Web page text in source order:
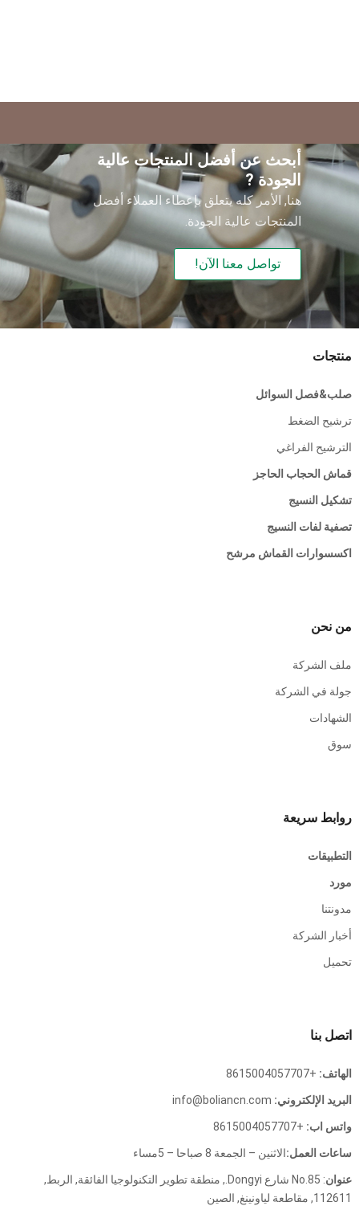
أبحث عن أفضل المنتجات عالية
الجودة ?
هنا, الأمر كله يتعلق بإعطاء العملاء أفضل
المنتجات عالية الجودة.
تواصل معنا الآن!
منتجات
صلب&فصل السوائل
ترشيح الضغط
الترشيح الفراغي
قماش الحجاب الحاجز
تشكيل النسيج
تصفية لفات النسيج
اكسسوارات القماش مرشح
من نحن
ملف الشركة
جولة في الشركة
الشهادات
سوق
روابط سريعة
التطبيقات
مورد
مدونتنا
أخبار الشركة
تحميل
اتصل بنا
الهاتف: +8615004057707
البريد الإلكتروني: info@boliancn.com
واتس اب: +8615004057707
ساعات العمل:الاثنين – الجمعة 8 صباحا – 5مساء
عنوان
: No.85 شارع Dongyi., منطقة تطوير التكنولوجيا الفائقة, الربط,
112611, مقاطعة لياونينغ, الصين